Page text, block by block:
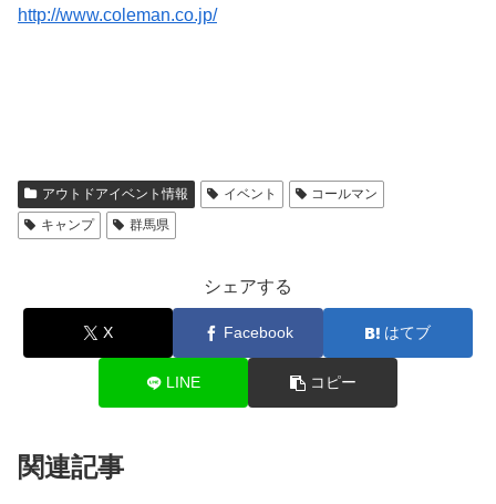
http://www.coleman.co.jp/
アウトドアイベント情報 イベント
コールマン
キャンプ
群馬県
シェアする
X Facebook はてブ
LINE コピー
関連記事